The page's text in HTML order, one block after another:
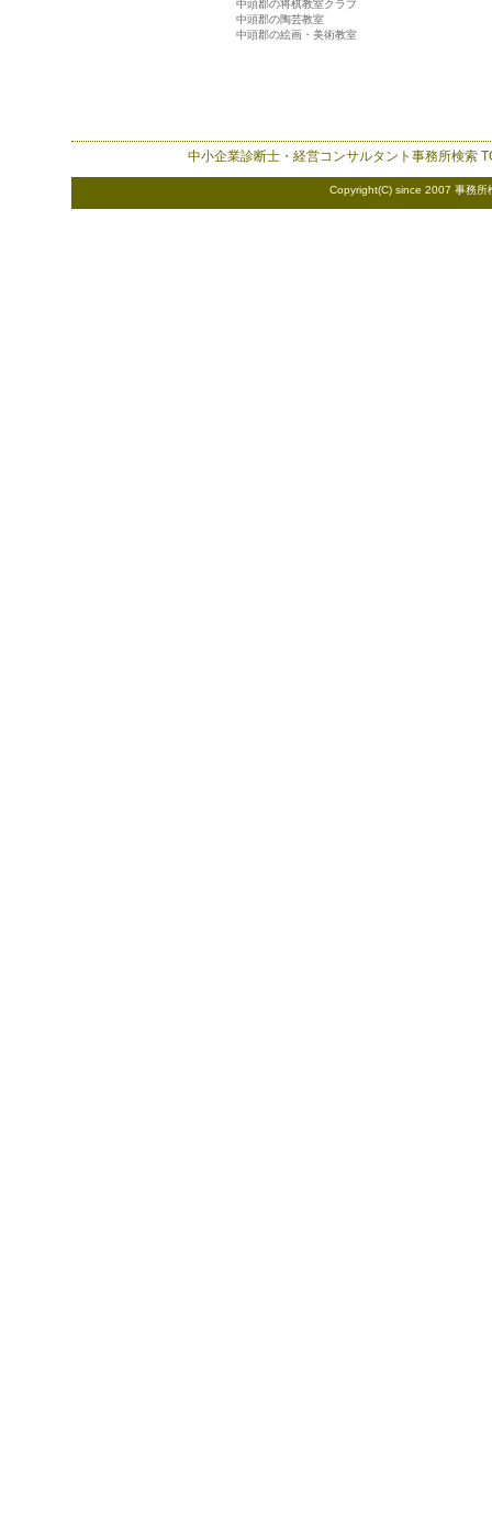
中頭郡の将棋教室クラブ
中頭郡の陶芸教室
中頭郡の絵画・美術教室
中小企業診断士・経営コンサルタント事務所検索
Copyright(C) since 2007 事務所